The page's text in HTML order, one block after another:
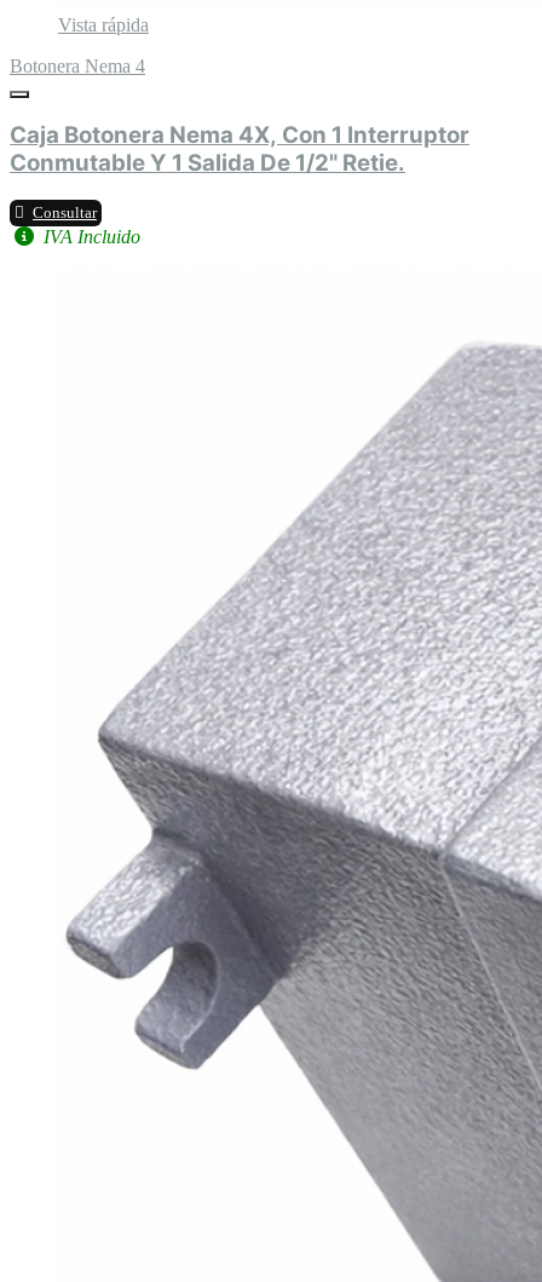
Vista rápida
Botonera Nema 4
Caja Botonera Nema 4X, Con 1 Interruptor
Conmutable Y 1 Salida De 1/2" Retie.
Consultar
IVA Incluido